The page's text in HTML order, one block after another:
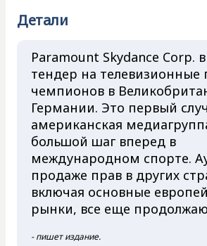
Детали
Paramount Skydance Corp.
тендер на телевизионные
чемпионов в
Германии. Это первый
американская
большой шаг вперед в
международном спорте.
продаже прав в других
включая основные
рынки, все еще
- пишет издание.